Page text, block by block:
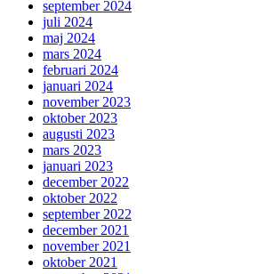
september 2024
juli 2024
maj 2024
mars 2024
februari 2024
januari 2024
november 2023
oktober 2023
augusti 2023
mars 2023
januari 2023
december 2022
oktober 2022
september 2022
december 2021
november 2021
oktober 2021